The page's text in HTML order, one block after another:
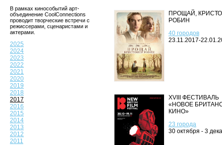
В рамках кинособытий арт-
объединение CoolConnections
проводит творческие встречи с
режиссерами, сценаристами и
актерами.
2025
2024
2023
2022
2021
2020
2019
2018
2017
2016
2015
2014
2013
2012
2011
ПРОЩАЙ,
РОБИН
40 городов
23.11.2017-
XVIII ФЕСТИВАЛЬ
«НОВОЕ
КИНО»
23 города
30 октября - 3